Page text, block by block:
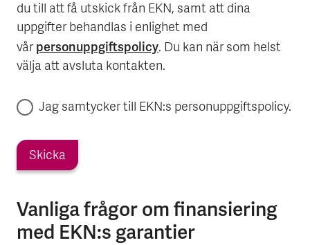
du till att få utskick från EKN, samt att dina
uppgifter behandlas i enlighet med
vårpersonuppgiftspolicy. Du kan när som helst
välja att avsluta kontakten.
Jag samtycker till EKN:s personuppgiftspolicy.
Skicka
Vanliga frågor om finansiering
med EKN:s garantier